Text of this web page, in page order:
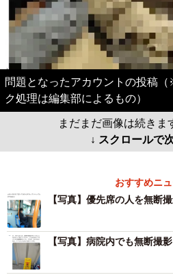
問題となったアカウントの投稿
ク処理は編集部によるもの）
まだまだ画像は続きま
↓ スクロールで
おすすめニ
【写真】優先席の人を無断
【写真】病院内でも無断撮